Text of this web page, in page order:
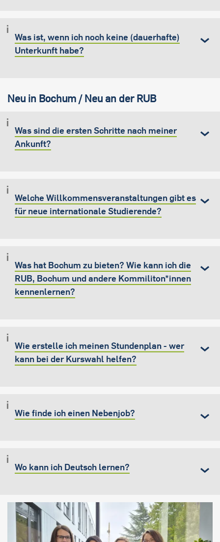
Was ist, wenn ich noch keine (dauerhafte)
Unterkunft habe?
Neu in Bochum / Neu an der RUB
Was sind die ersten Schritte nach meiner
Ankunft?
Welche Willkommensveranstaltungen gibt es
für neue internationale Studierende?
Was hat Bochum zu bieten? Wie kann ich die
RUB, Bochum und andere Kommiliton*innen
kennenlernen?
Wie erstelle ich meinen Stundenplan - wer
kann bei der Kurswahl helfen?
Wie finde ich einen Nebenjob?
Wo kann ich Deutsch lernen?